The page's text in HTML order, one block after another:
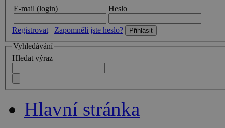
E-mail (login)
Heslo
Registrovat
Zapomněli jste heslo?
Vyhledávání
Hledat výraz
Hlavní stránka